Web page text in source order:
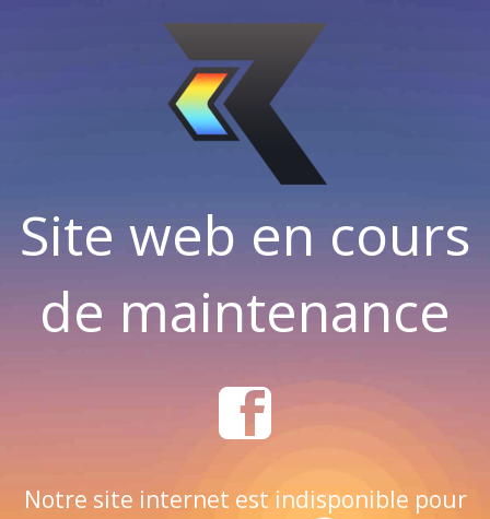
Site web en cours
de maintenance
Notre site internet est indisponible pour